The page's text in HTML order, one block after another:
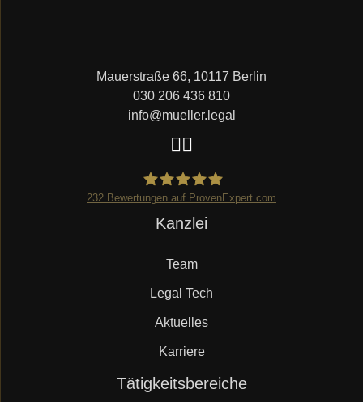
Mauerstraße 66, 10117 Berlin
030 206 436 810
info@mueller.legal
Mueller.legal
232 Bewertungen auf ProvenExpert.com
Kanzlei
Team
Legal Tech
Aktuelles
Karriere
Tätigkeitsbereiche